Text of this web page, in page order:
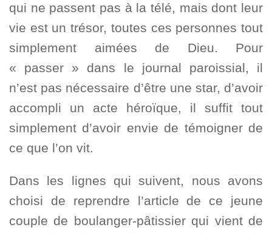
qui ne passent pas à la télé, mais dont leur
vie est un trésor, toutes ces personnes tout
simplement aimées de Dieu. Pour
« passer » dans le journal paroissial, il
n’est pas nécessaire d’être une star, d’avoir
accompli un acte héroïque, il suffit tout
simplement d’avoir envie de témoigner de
ce que l’on vit.
Dans les lignes qui suivent, nous avons
choisi de reprendre l’article de ce jeune
couple de boulanger-pâtissier qui vient de